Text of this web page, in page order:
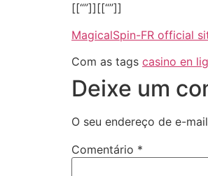
[[“”]][[“”]]
MagicalSpin-FR official
Com as tags casino en
Deixe um
O seu endereço de e-
Comentário *